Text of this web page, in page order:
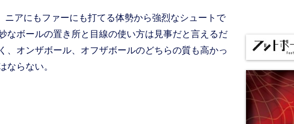
アにもファーにも打てる体勢から強烈なシュートで
なボールの置き所と目線の使い方は見事だと言えるだ
、オンザボール、オフザボールのどちらの質も高かっ
ならない。